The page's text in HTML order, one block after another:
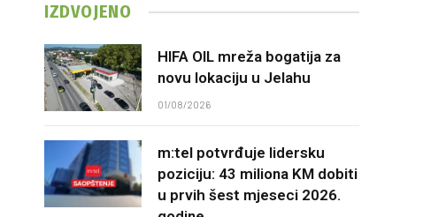
IZDVOJENO
HIFA OIL mreža bogatija za
novu lokaciju u Jelahu
01/08/2026
m:tel potvrđuje lidersku
poziciju: 43 miliona KM dobiti
u prvih šest mjeseci 2026.